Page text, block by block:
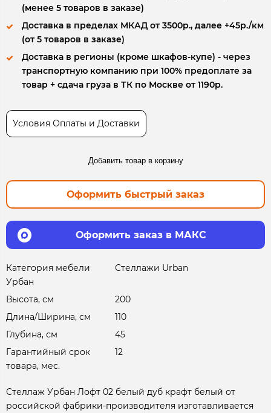
(менее 5 товаров в заказе)
Доставка в пределах МКАД от 3500р., далее +45р./км
(от 5 товаров в заказе)
Доставка в регионы (кроме шкафов-купе) - через
транспортную компанию при 100% предоплате за
товар + сдача груза в ТК по Москве от 1190р.
Условия Оплаты и Доставки
Добавить товар в корзину
Оформить быстрый заказ
Оформить заказ в МАКС
Категория мебели
Урбан
Стеллажи Urban
Высота, см
200
Длина/Ширина, см
110
Глубина, см
45
Гарантийный срок
товара, мес.
12
Стеллаж Урбан Лофт 02 белый дуб крафт белый от
российской фабрики-производителя изготавливается